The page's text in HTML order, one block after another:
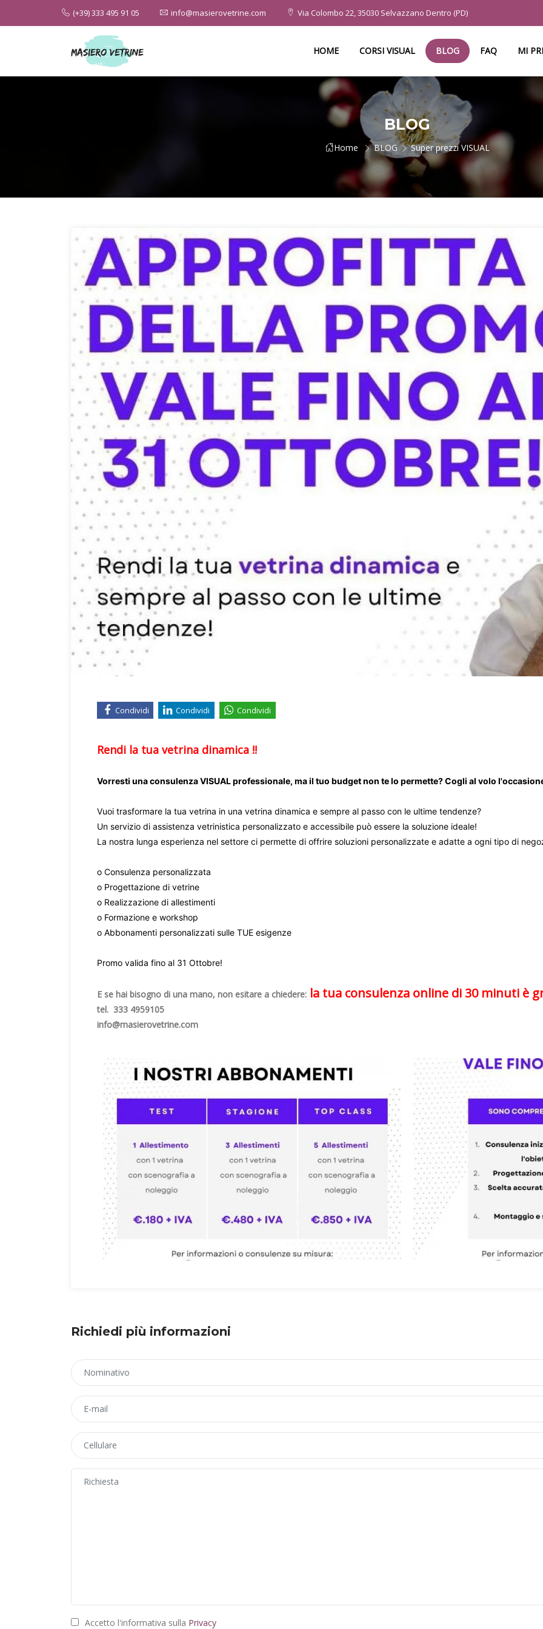
(+39) 333 495 91 05 info@masierovetrine.com Via Colombo 22, 35030 Selvazzano Dentro (PD)
HOME CORSI VISUAL BLOG FAQ MI
BLOG
Home BLOG Super prezzi VISUAL
Condividi Condividi Condividi
Rendi la tua vetrina dinamica !!
Vorresti una consulenza VISUAL professionale, ma il tuo budget non te lo permette? Cogli al volo
Vuoi trasformare la tua vetrina in una vetrina dinamica e sempre al passo con le ultime tendenze?
Un servizio di assistenza vetrinistica personalizzato e accessibile può essere la soluzione ideale!
La nostra lunga esperienza nel settore ci permette di offrire soluzioni personalizzate e adatte a ogni tipo di
o Consulenza personalizzata
o Progettazione di vetrine
o Realizzazione di allestimenti
o Formazione e workshop
o Abbonamenti personalizzati sulle TUE esigenze
Promo valida fino al 31 Ottobre!
E se hai bisogno di una mano, non esitare a chiedere: la tua consulenza online di 30 minuti è
tel. 333 4959105
info@masierovetrine.com
Richiedi più informazioni
Accetto l'informativa sulla Privacy